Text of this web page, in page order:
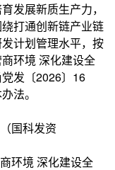
发展新质生产力，
打通创新链产业链
计划管理水平，按
环境 深化建设全
发〔2026〕16
法。
国科发资
环境 深化建设全